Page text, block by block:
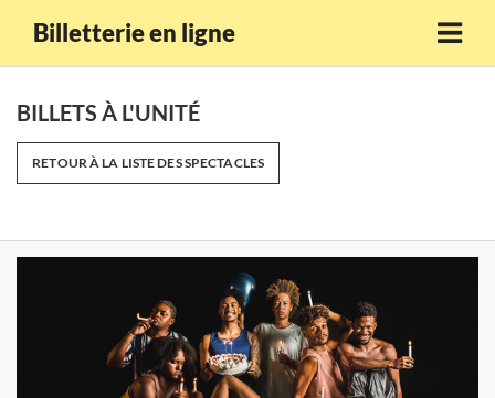
Billetterie en ligne
BILLETS À L'UNITÉ
RETOUR À LA LISTE DES SPECTACLES